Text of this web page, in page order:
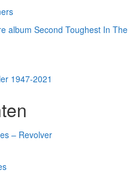
album Second Toughest In The
1947-2021
– Revolver